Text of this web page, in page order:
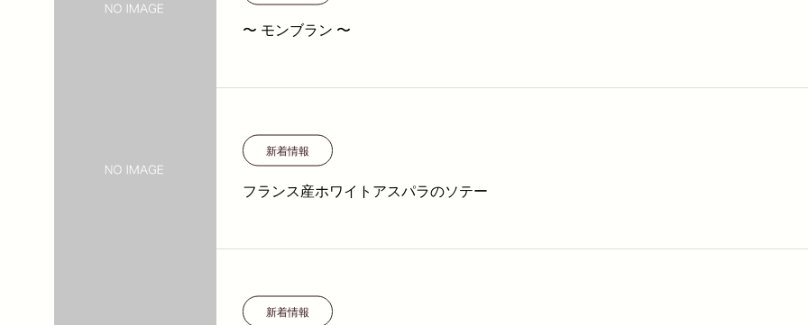
〜 モンブラン 〜
新着情報
フランス産ホワイトアスパラのソテー
新着情報